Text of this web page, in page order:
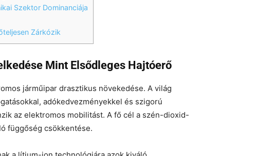
Szektor Dominanciája
Zárkózik
Mint Elsődleges Hajtóerő
járműipar drasztikus növekedése. A világ
adókedvezményekkel és szigorú
az elektromos mobilitást. A fő cél a szén-dioxid-
függőség csökkentése.